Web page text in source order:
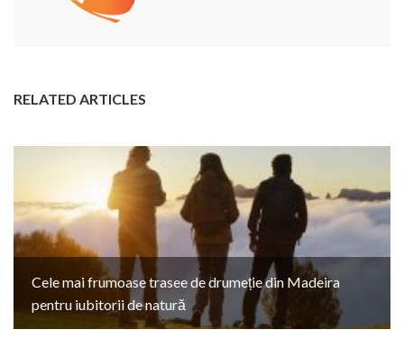
RELATED ARTICLES
Cele mai frumoase trasee de drumeție din Madeira
pentru iubitorii de natură